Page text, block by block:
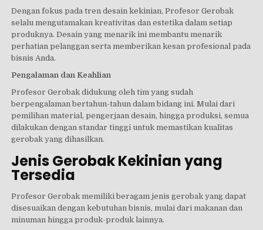
Dengan fokus pada tren desain kekinian, Profesor Gerobak
selalu mengutamakan kreativitas dan estetika dalam setiap
produknya. Desain yang menarik ini membantu menarik
perhatian pelanggan serta memberikan kesan profesional pada
bisnis Anda.
Pengalaman dan Keahlian
Profesor Gerobak didukung oleh tim yang sudah
berpengalaman bertahun-tahun dalam bidang ini. Mulai dari
pemilihan material, pengerjaan desain, hingga produksi, semua
dilakukan dengan standar tinggi untuk memastikan kualitas
gerobak yang dihasilkan.
Jenis Gerobak Kekinian yang
Tersedia
Profesor Gerobak memiliki beragam jenis gerobak yang dapat
disesuaikan dengan kebutuhan bisnis, mulai dari makanan dan
minuman hingga produk-produk lainnya.